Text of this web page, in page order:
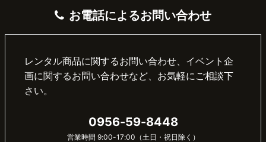
お電話によるお問い合わせ
レンタル商品に関するお問い合わせ、イベント企
画に関するお問い合わせなど、お気軽にご相談下
さい。
0956-59-8448
営業時間 9:00-17:00（土日・祝日除く）